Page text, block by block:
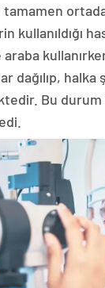
tamamen
kullanıldığı
araba
dağılıp, halka
Bu durum